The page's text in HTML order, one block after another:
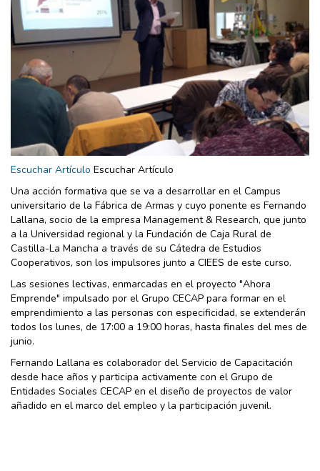
Escuchar Artículo Escuchar Artículo
Una acción formativa que se va a desarrollar en el Campus
universitario de la Fábrica de Armas y cuyo ponente es Fernando
Lallana, socio de la empresa Management & Research, que junto
a la Universidad regional y la Fundación de Caja Rural de
Castilla-La Mancha a través de su Cátedra de Estudios
Cooperativos, son los impulsores junto a CIEES de este curso.
Las sesiones lectivas, enmarcadas en el proyecto "Ahora
Emprende" impulsado por el Grupo CECAP para formar en el
emprendimiento a las personas con especificidad, se extenderán
todos los lunes, de 17:00 a 19:00 horas, hasta finales del mes de
junio.
Fernando Lallana es colaborador del Servicio de Capacitación
desde hace años y participa activamente con el Grupo de
Entidades Sociales CECAP en el diseño de proyectos de valor
añadido en el marco del empleo y la participación juvenil.